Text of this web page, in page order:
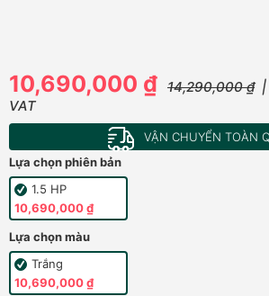
10,690,000 ₫ 14,290,000 ₫
VAT
VẬN CHUYỂN TOÀN
Lựa chọn phiên bản
1.5 HP
10,690,000 ₫
Lựa chọn màu
Trắng
10,690,000 ₫